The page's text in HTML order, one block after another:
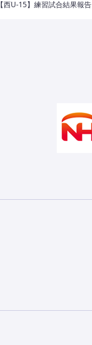
【西U-15】練習試合結果報告